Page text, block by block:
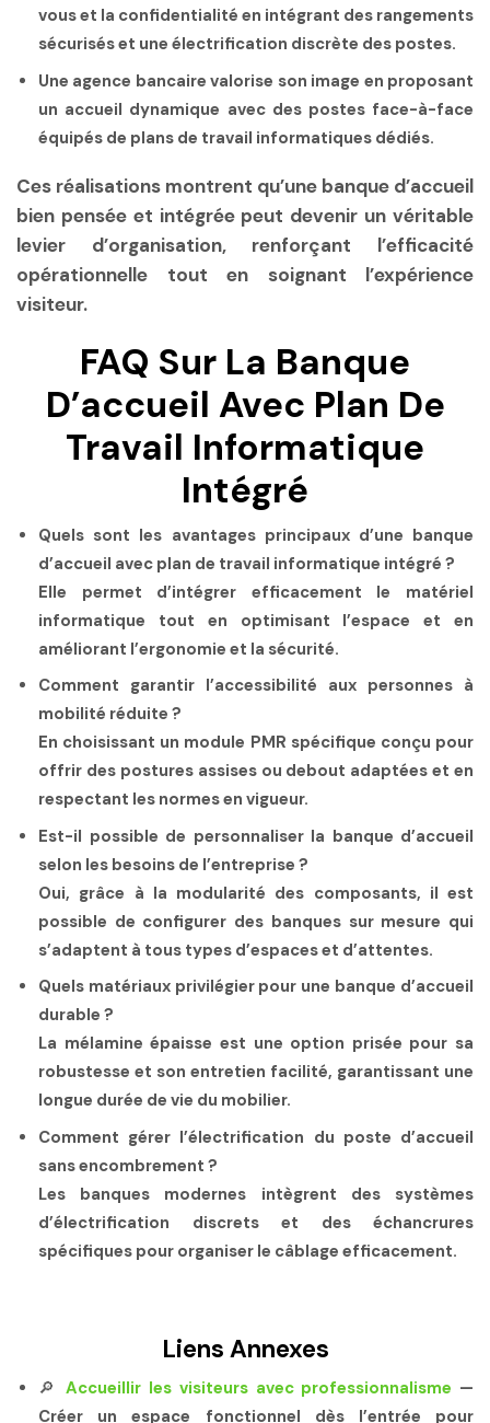
vous et la confidentialité en intégrant des rangements
sécurisés et une électrification discrète des postes.
Une agence bancaire valorise son image en proposant
un accueil dynamique avec des postes face-à-face
équipés de plans de travail informatiques dédiés.
Ces réalisations montrent qu’une banque d’accueil
bien pensée et intégrée peut devenir un véritable
levier d’organisation, renforçant l’efficacité
opérationnelle tout en soignant l’expérience
visiteur.
FAQ Sur La Banque
D’accueil Avec Plan De
Travail Informatique
Intégré
Quels sont les avantages principaux d’une banque
d’accueil avec plan de travail informatique intégré ?
Elle permet d’intégrer efficacement le matériel
informatique tout en optimisant l’espace et en
améliorant l’ergonomie et la sécurité.
Comment garantir l’accessibilité aux personnes à
mobilité réduite ?
En choisissant un module PMR spécifique conçu pour
offrir des postures assises ou debout adaptées et en
respectant les normes en vigueur.
Est-il possible de personnaliser la banque d’accueil
selon les besoins de l’entreprise ?
Oui, grâce à la modularité des composants, il est
possible de configurer des banques sur mesure qui
s’adaptent à tous types d’espaces et d’attentes.
Quels matériaux privilégier pour une banque d’accueil
durable ?
La mélamine épaisse est une option prisée pour sa
robustesse et son entretien facilité, garantissant une
longue durée de vie du mobilier.
Comment gérer l’électrification du poste d’accueil
sans encombrement ?
Les banques modernes intègrent des systèmes
d’électrification discrets et des échancrures
spécifiques pour organiser le câblage efficacement.
Liens Annexes
🔎Accueillir les visiteurs avec professionnalisme —
Créer un espace fonctionnel dès l’entrée pour